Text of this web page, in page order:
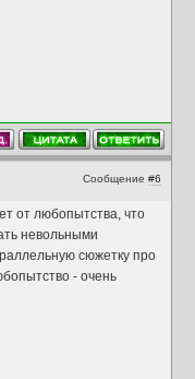
Сообщение #6
от любопытства, что
невольными
сюжетку про
- очень